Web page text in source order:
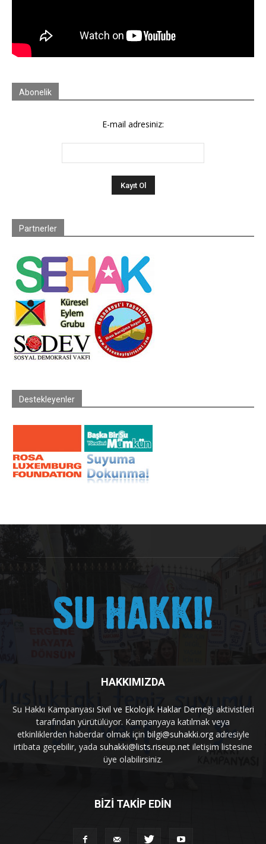
Abonelik
E-mail adresiniz:
Partnerler
Destekleyenler
HAKKIMIZDA
Su Hakkı Kampanyası Sivil ve Ekolojik Haklar Derneği aktivistleri
tarafından yürütülüyor. Kampanyaya katılmak veya
etkinliklerden haberdar olmak için bilgi@suhakki.orgadresiyle
irtibata geçebilir, yada suhakki@lists.riseup.net iletişim listesine
üye olabilirsiniz.
BİZİ TAKİP EDİN